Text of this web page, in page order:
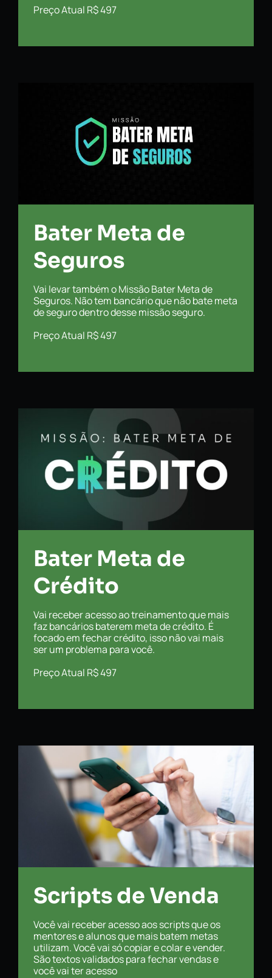
Preço Atual R$ 497
Bater Meta de
Seguros
Vai levar também o Missão Bater Meta de
Seguros. Não tem bancário que não bate meta
de seguro dentro desse missão seguro.
Preço Atual R$ 497
Bater Meta de
Crédito
Vai receber acesso ao treinamento que mais
faz bancários baterem meta de crédito. É
focado em fechar crédito, isso não vai mais
ser um problema para você.
Preço Atual R$ 497
Scripts de Venda
Você vai receber acesso aos scripts que os
mentores e alunos que mais batem metas
utilizam. Você vai só copiar e colar e vender.
São textos validados para fechar vendas e
você vai ter acesso